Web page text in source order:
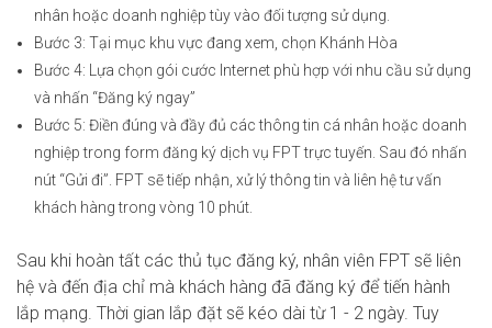
nhân hoặc doanh nghiệp tùy vào đối tượng sử dụng.
Bước 3: Tại mục khu vực đang xem, chọn Khánh Hòa
Bước 4: Lựa chọn gói cước Internet phù hợp với nhu cầu sử dụng
và nhấn “Đăng ký ngay”
Bước 5: Điền đúng và đầy đủ các thông tin cá nhân hoặc doanh
nghiệp trong form đăng ký dịch vụ FPT trực tuyến. Sau đó nhấn
nút “Gửi đi”. FPT sẽ tiếp nhận, xử lý thông tin và liên hệ tư vấn
khách hàng trong vòng 10 phút.
Sau khi hoàn tất các thủ tục đăng ký, nhân viên FPT sẽ liên
hệ và đến địa chỉ mà khách hàng đã đăng ký để tiến hành
lắp mạng. Thời gian lắp đặt sẽ kéo dài từ 1 - 2 ngày. Tuy